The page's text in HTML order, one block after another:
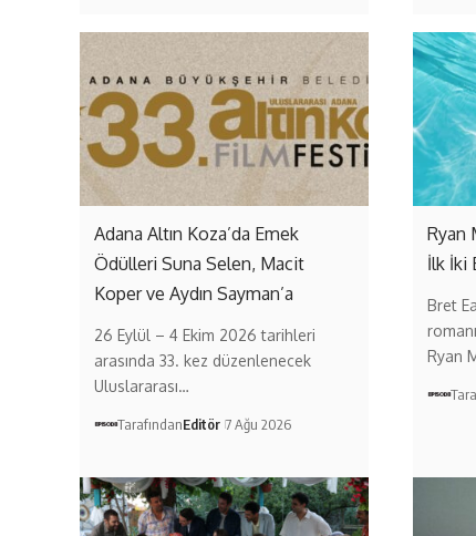
Adana Altın Koza’da Emek
Ödülleri Suna Selen, Macit
Koper ve Aydın Sayman’a
26 Eylül – 4 Ekim 2026 tarihleri
arasında 33. kez düzenlenecek
Uluslararası…
TarafındanEditör 7 Ağu 2026
Ryan
İlk İki
Bret
Ryan